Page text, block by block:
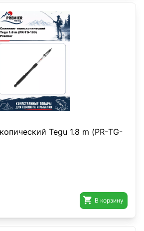
Tegu 1.8 m (РR-ТG-
 В корзину